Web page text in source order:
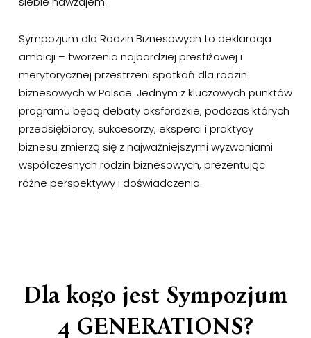
Sympozjum dla Rodzin Biznesowych to deklaracja
ambicji – tworzenia najbardziej prestiżowej i
merytorycznej przestrzeni spotkań dla rodzin
biznesowych wPolsce. Jednym zkluczowych punktów
programu będą debaty oksfordzkie, podczas których
przedsiębiorcy, sukcesorzy, eksperci i praktycy
biznesu zmierzą się znajważniejszymi wyzwaniami
współczesnych rodzin biznesowych, prezentując
różne perspektywyi doświadczenia.
Dla kogo jest Sympozjum
4 GENERATIONS?